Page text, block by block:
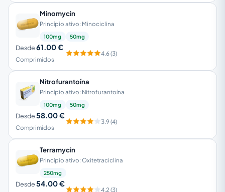
Nitrofurantoína
Princípio ativo: Nitrofurantoína
100mg 50mg
Desde58.00 €
Comprimidos
3.9 (4)
Minomycin
Princípio ativo: Minociclina
100mg 50mg
Desde61.00 €
Comprimidos
4.6 (3)
Terramycin
Princípio ativo: Oxitetraciclina
250mg
Desde54.00 €
4.2 (3)